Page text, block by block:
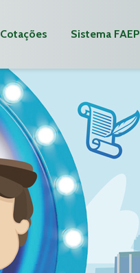
Cotações Sistema FAEP